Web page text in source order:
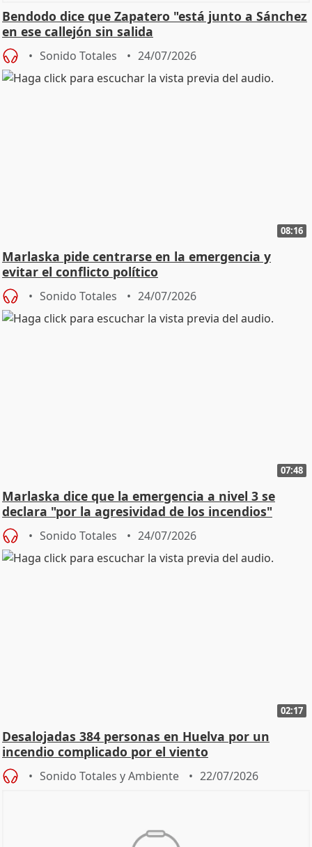
Bendodo dice que Zapatero "está junto a Sánchez
en ese callejón sin salida
Sonido Totales 24/07/2026
08:16
Marlaska pide centrarse en la emergencia y
evitar el conflicto político
Sonido Totales 24/07/2026
07:48
Marlaska dice que la emergencia a nivel 3 se
declara "por la agresividad de los incendios"
Sonido Totales 24/07/2026
02:17
Desalojadas 384 personas en Huelva por un
incendio complicado por el viento
Sonido Totales y Ambiente 22/07/2026